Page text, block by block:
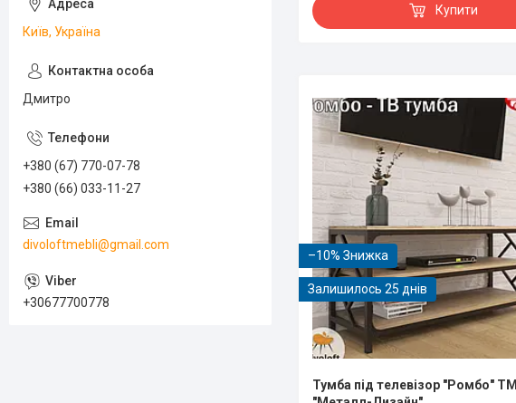
Купити
–10%
Залишилось 25 днів
Тумба під телевізор "Ромбо" ТМ
Київ, Україна
Дмитро
+380 (67) 770-07-78
+380 (66) 033-11-27
divoloftmebli@gmail.com
+30677700778